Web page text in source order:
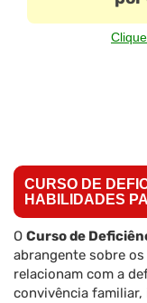
CURSO DE
HABILIDADES
O Curso de
abrangente sobre
relacionam com a
convivência familiar,